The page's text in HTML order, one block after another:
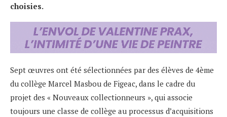
choisies.
Sept œuvres ont été sélectionnées par des élèves de 4ème
du collège Marcel Masbou de Figeac, dans le cadre du
projet des « Nouveaux collectionneurs », qui associe
toujours une classe de collège au processus d’acquisitions